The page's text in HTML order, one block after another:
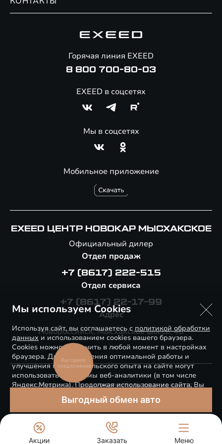
Помощь на дорогах
Мобильное приложение
Горячая линия EXEED
8 800 700-80-03
EXEED в соцсетях
Мы в соцсетях
EXEED ЦЕНТР НОВОКАР МЫСХАКСКОЕ
Официальный дилер
Отдел продаж
+7 (8617) 222-515
Отдел сервиса
+7 (8617) 22-17-99
Адрес
Новороссийск, Мысхакское шоссе, 48
© 2026 EXEED ЦЕНТР НОВОКАР МЫСХАКСКОЕ
Правовая информация
Сделано в ПЕРКС
Мы используем Cookies
Используя сайт, вы соглашаетесь сполитикой обработки
данных и использованием cookies вашего браузера.
Cookies можно отключить в любой момент в настройках
браузера. Для обеспечения оптимальной работы и
улучшения пользовательского опыта на сайте могут
использоваться системы веб-аналитики (в том числе
Яндекс.Метрика). Продолжая использование сайта, Вы
соглашаетесь с применением указанных технологий и
размещением cookie-файлов.
ПОНЯТНО
Акции Заказать Меню
Выгодное
предложение
Выгодный обмен авто